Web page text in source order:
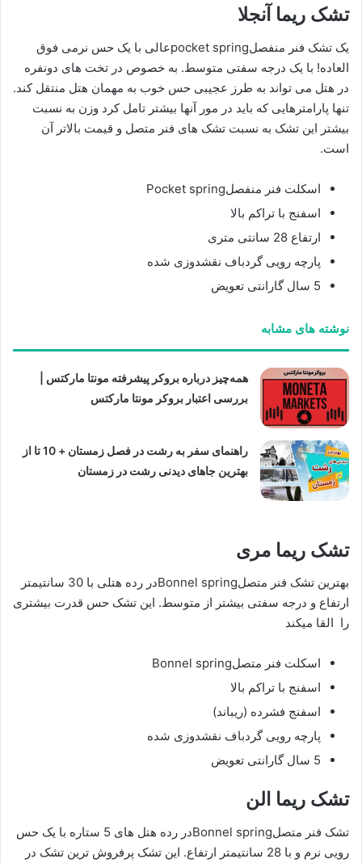
تشک ریما آنجلا
یک تشک فنر منفصلpocket springعالی با یک حس نرمی فوق
العاده! با یک درجه سفتی متوسط. به خصوص در تخت های دونفره
در هتل می تواند به طرز عجیبی حس خوب به مهمان هتل منتقل کند.
تنها پارامترهایی که باید در مور آنها بیشتر تامل کرد وزن به نسبت
بیشتر این تشک به نسبت تشک های فنر متصل و قیمت بالاتر آن
است.
اسکلت فنر منفصلPocket spring
اسفنج با تراکم بالا
ارتفاع 28 سانتی متری
پارچه رویی گردباف نقشدوزی شده
5 سال گارانتی تعویض
نوشته های مشابه
همه‌چیز درباره بروکر پیشرفته مونتا مارکتس |
بررسی اعتبار بروکر مونتا مارکتس
راهنمای سفر به رشت در فصل زمستان + 10 تا از
بهترین جاهای دیدنی رشت در زمستان
تشک ریما مری
بهترین تشک فنر متصلBonnel springدر رده هتلی با 30 سانتیمتر
ارتفاع و درجه سفتی بیشتر از متوسط. این تشک حس قدرت بیشتری
را القا میکند
اسکلت فنر متصلBonnel spring
اسفنج با تراکم بالا
اسفنج فشرده (ریباند)
پارچه رویی گردباف نقشدوزی شده
5 سال گارانتی تعویض
تشک ریما الن
تشک فنر متصلBonnel springدر رده هتل های 5 ستاره با یک حس
رویی نرم و با 28 سانتیمتر ارتفاع. این تشک پرفروش ترین تشک در